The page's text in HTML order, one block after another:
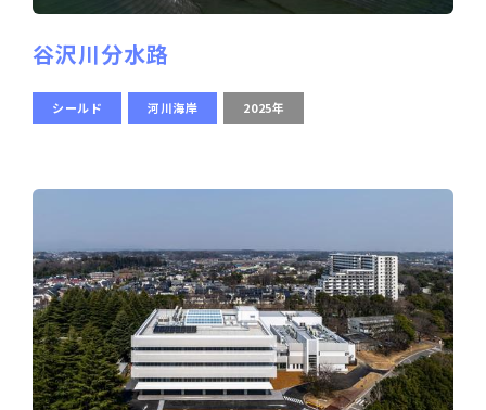
谷沢川分水路
シールド 河川海岸 2025年